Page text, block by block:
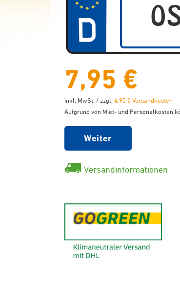
7,95 €
inkl. MwSt. / zzgl. 4,95 € Versandkosten
Aufgrund von Miet- und Personalkosten
Weiter
Versandinformationen